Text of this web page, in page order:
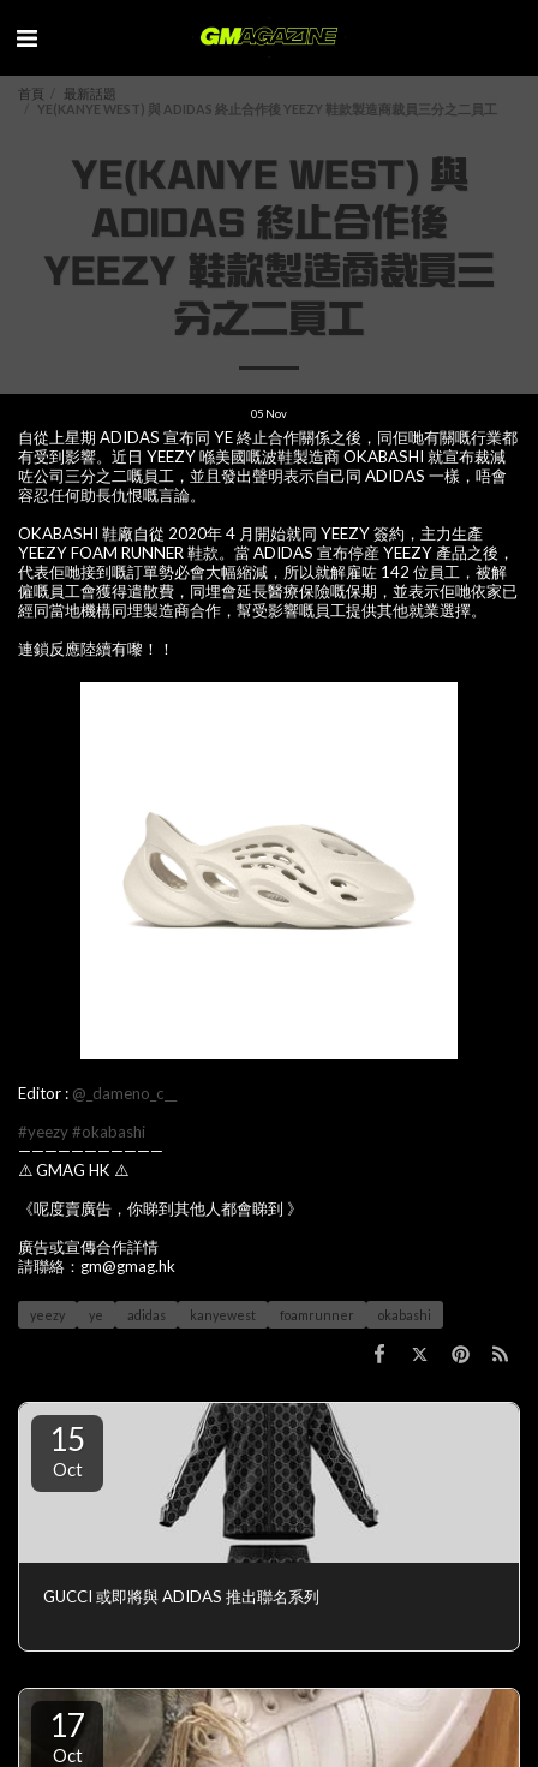
首頁
最新話題
YE(KANYE WEST) 與 ADIDAS 終止合作後 YEEZY 鞋款製造商裁員三分之二員工
YE(KANYE WEST) 與
ADIDAS 終止合作後
YEEZY 鞋款製造商裁員三
分之二員工
05 Nov
自從上星期 ADIDAS 宣布同 YE 終止合作關係之後，同佢哋有關嘅行業都
有受到影響。近日 YEEZY 喺美國嘅波鞋製造商 OKABASHI 就宣布裁減
咗公司三分之二嘅員工，並且發出聲明表示自己同 ADIDAS 一樣，唔會
容忍任何助長仇恨嘅言論。
OKABASHI 鞋廠自從 2020年 4 月開始就同 YEEZY 簽約，主力生產
YEEZY FOAM RUNNER 鞋款。當 ADIDAS 宣布停産 YEEZY 產品之後，
代表佢哋接到嘅訂單勢必會大幅縮減，所以就解雇咗 142 位員工，被解
僱嘅員工會獲得遣散費，同埋會延長醫療保險嘅保期，並表示佢哋依家已
經同當地機構同埋製造商合作，幫受影響嘅員工提供其他就業選擇。
連鎖反應陸續有嚟！！
Editor : @_dameno_c__
#yeezy#okabashi
———————————
⚠️ GMAG HK ⚠️
《呢度賣廣告，你睇到其他人都會睇到 》
廣告或宣傳合作詳情
請聯絡：gm@gmag.hk
yeezy ye adidas kanyewest foamrunner okabashi
15
Oct
GUCCI 或即將與 ADIDAS 推出聯名系列
17
Oct